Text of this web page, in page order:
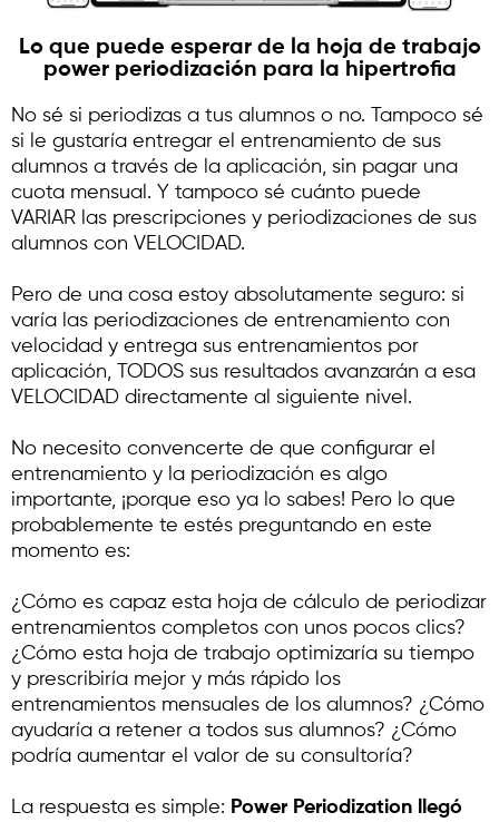
Lo que puede esperar de la hoja de trabajo
power periodización para la hipertrofia
No sé si periodizas a tus alumnos o no. Tampoco sé
si le gustaría entregar el entrenamiento de sus
alumnos a través de la aplicación, sin pagar una
cuota mensual. Y tampoco sé cuánto puede
VARIAR las prescripciones y periodizaciones de sus
alumnos con VELOCIDAD.
Pero de una cosa estoy absolutamente seguro: si
varía las periodizaciones de entrenamiento con
velocidad y entrega sus entrenamientos por
aplicación, TODOS sus resultados avanzarán a esa
VELOCIDAD directamente al siguiente nivel.
No necesito convencerte de que configurar el
entrenamiento y la periodización es algo
importante, ¡porque eso ya lo sabes! Pero lo que
probablemente te estés preguntando en este
momento es:
¿Cómo es capaz esta hoja de cálculo de periodizar
entrenamientos completos con unos pocos clics?
¿Cómo esta hoja de trabajo optimizaría su tiempo
y prescribiría mejor y más rápido los
entrenamientos mensuales de los alumnos? ¿Cómo
ayudaría a retener a todos sus alumnos? ¿Cómo
podría aumentar el valor de su consultoría?
La respuesta es simple: Power Periodization llegó